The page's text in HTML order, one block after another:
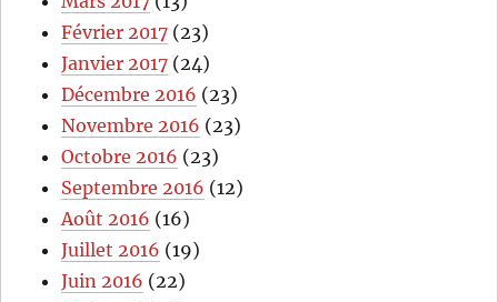
Février 2017 (23)
Janvier 2017 (24)
Décembre 2016 (23)
Novembre 2016 (23)
Octobre 2016 (23)
Septembre 2016 (12)
Août 2016 (16)
Juillet 2016 (19)
Juin 2016 (22)